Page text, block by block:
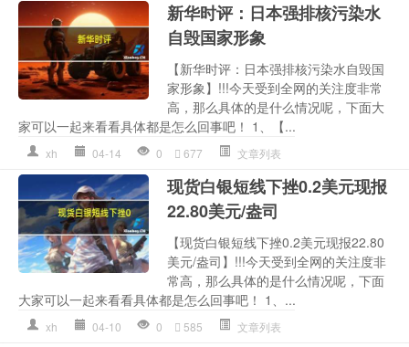
新华时评：日本强排核污染水
自毁国家形象
【新华时评：日本强排核污染水自毁国
家形象】!!!今天受到全网的关注度非常
高，那么具体的是什么情况呢，下面大
家可以一起来看看具体都是怎么回事吧！ 1、【...
xh 04-14 0 677 文章列表
现货白银短线下挫0.2美元现报
22.80美元/盎司
【现货白银短线下挫0.2美元现报22.80
美元/盎司】!!!今天受到全网的关注度非
常高，那么具体的是什么情况呢，下面
大家可以一起来看看具体都是怎么回事吧！ 1、...
xh 04-10 0 585 文章列表